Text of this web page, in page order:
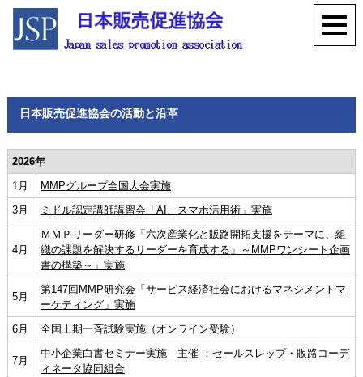
日本販売促進協会の活動と沿革
2026年
1月
MMPグループ全国大会実施
3月
ミドル認定講師講習会「AI、スマホ活用術」実施
4月
ＭＭＰリーダー研修「六次産業化と販路開拓支援をテーマに、組
織の課題を解決するリーダーを育成する」～MMPワンシート企画
書の構築～」実施
5月
第147回MMP研究会「サービス経済社会におけるマネジメントマ
ーケティング」実施
6月
全国上期一斉試験実施（オンライン受験）
7月
中小企業白書セミナー実施 主催 ：セールスレップ・販路コーデ
ィネータ協同組合